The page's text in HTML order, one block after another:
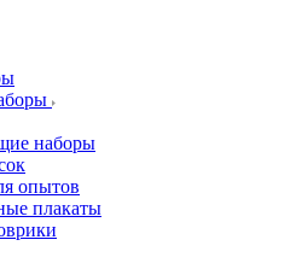
наборы
опытов
плакаты